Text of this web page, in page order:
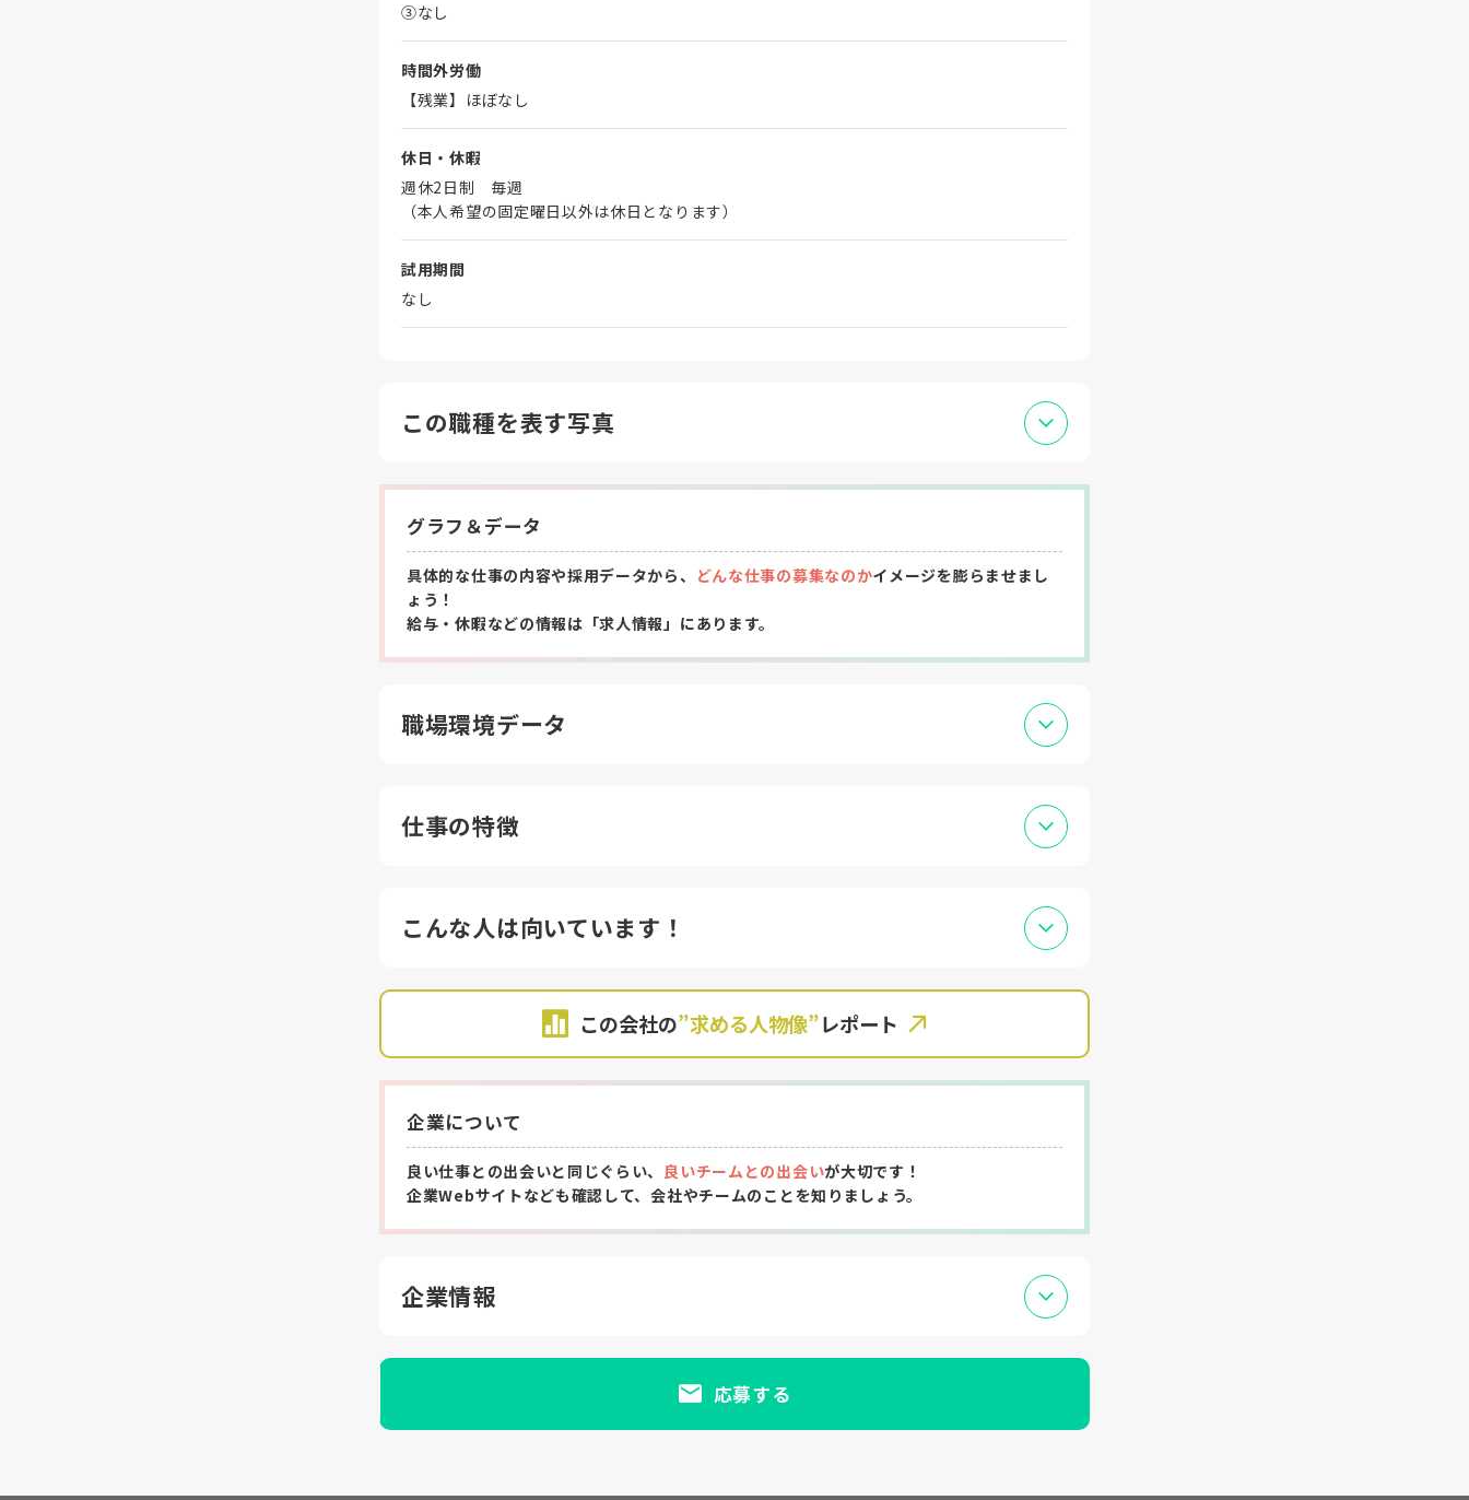
③なし
時間外労働
【残業】ほぼなし
休日・休暇
週休2日制 毎週
（本人希望の固定曜日以外は休日となります）
試用期間
なし
この職種を表す写真
グラフ＆データ
具体的な仕事の内容や採用データから、 どんな仕事の募集なのかイメージを膨らませまし
ょう！
給与・休暇などの情報は「求人情報」にあります。
職場環境データ
仕事の特徴
こんな人は向いています！
この会社の”求める人物像”レポート
企業について
良い仕事との出会いと同じぐらい、 良いチームとの出会いが大切です！
企業Webサイトなども確認して、会社やチームのことを知りましょう。
企業情報
応募する